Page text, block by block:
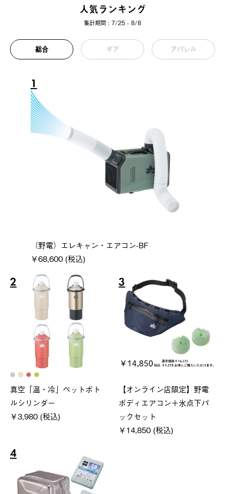
人気ランキング
集計期間 : 7/25 - 8/8
総合 ギア アパレル
1
（野電）エレキャン・エアコン-BF
￥68,600 (税込)
2
真空「温・冷」ペットボト
ルシリンダー
￥3,980 (税込)
3
【オンライン店限定】野電
ボディエアコン＋氷点下パ
ックセット
￥14,850 (税込)
4